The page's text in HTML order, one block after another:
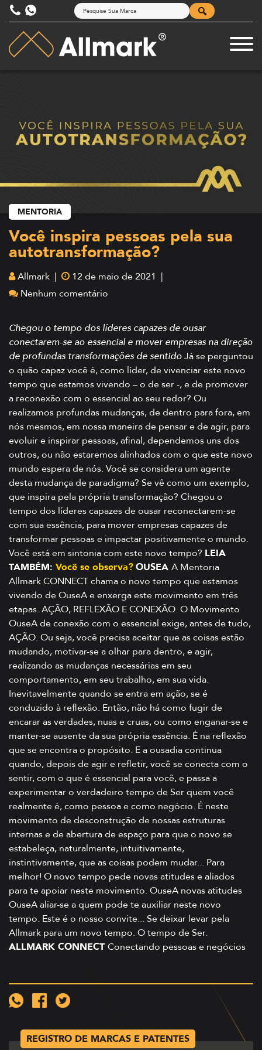
MENTORIA
Você inspira pessoas pela sua
autotransformação?
Allmark |
12 de maio de 2021 |
Nenhum comentário
Chegou o tempo dos líderes capazes de ousar
conectarem-se ao essencial e mover empresas na direção
de profundas transformações de sentidoJá se perguntou
o quão capaz você é, como líder, de vivenciar este novo
tempo que estamos vivendo – o de ser -, e de promover
a reconexão com o essencial ao seu redor? Ou
realizamos profundas mudanças, de dentro para fora, em
nós mesmos, em nossa maneira de pensar e de agir, para
evoluir e inspirar pessoas, afinal, dependemos uns dos
outros, ou não estaremos alinhados com o que este novo
mundo espera de nós. Você se considera um agente
desta mudança de paradigma? Se vê como um exemplo,
que inspira pela própria transformação? Chegou o
tempo dos líderes capazes de ousar reconectarem-se
com sua essência, para mover empresas capazes de
transformar pessoas e impactar positivamente o mundo.
Você está em sintonia com este novo tempo? LEIA
TAMBÉM: Você se observa?OUSEA A Mentoria
Allmark CONNECT chama o novo tempo que estamos
vivendo de OuseA e enxerga este movimento em três
etapas. AÇÃO, REFLEXÃO E CONEXÃO. O Movimento
OuseA de conexão com o essencial exige, antes de tudo,
AÇÃO. Ou seja, você precisa aceitar que as coisas estão
mudando, motivar-se a olhar para dentro, e agir,
realizando as mudanças necessárias em seu
comportamento, em seu trabalho, em sua vida.
Inevitavelmente quando se entra em ação, se é
conduzido à reflexão. Então, não há como fugir de
encarar as verdades, nuas e cruas, ou como enganar-se e
manter-se ausente da sua própria essência. É na reflexão
que se encontra o propósito. E a ousadia continua
quando, depois de agir e refletir, você se conecta com o
sentir, com o que é essencial para você, e passa a
experimentar o verdadeiro tempo de Ser quem você
realmente é, como pessoa e como negócio. É neste
movimento de desconstrução de nossas estruturas
internas e de abertura de espaço para que o novo se
estabeleça, naturalmente, intuitivamente,
instintivamente, que as coisas podem mudar... Para
melhor! O novo tempo pede novas atitudes e aliados
para te apoiar neste movimento. OuseA novas atitudes
OuseA aliar-se a quem pode te auxiliar neste novo
tempo. Este é o nosso convite... Se deixar levar pela
Allmark para um novo tempo. O tempo de Ser.
ALLMARK CONNECT Conectando pessoas e negócios
REGISTRO DE MARCAS E PATENTES